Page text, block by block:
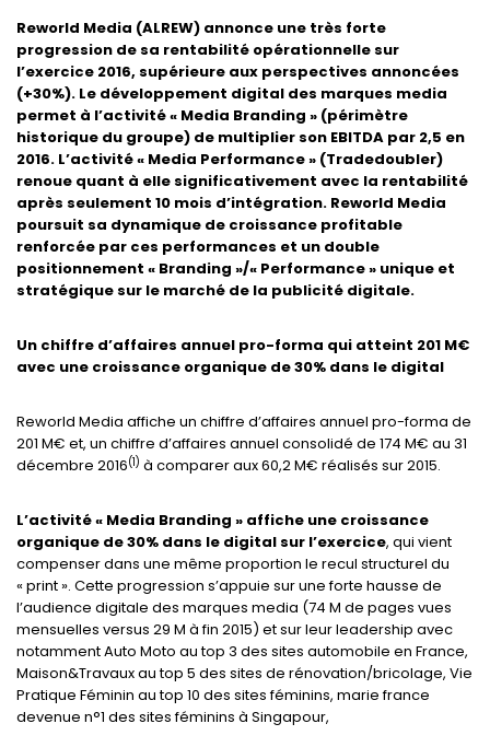
Reworld Media (ALREW) annonce une très forte
progression de sa rentabilité opérationnelle sur
l’exercice 2016, supérieure aux perspectives annoncées
(+30%). Le développement digital des marques media
permet à l’activité « Media Branding » (périmètre
historique du groupe) de multiplier son EBITDA par 2,5 en
2016. L’activité « Media Performance » (Tradedoubler)
renoue quant à elle significativement avec la rentabilité
après seulement 10 mois d’intégration. Reworld Media
poursuit sa dynamique de croissance profitable
renforcée par ces performances et un double
positionnement « Branding »/« Performance » unique et
stratégique sur le marché de la publicité digitale.
Un chiffre d’affaires annuel pro-forma qui atteint 201 M€
avec une croissance organique de 30% dans le digital
Reworld Media affiche un chiffre d’affaires annuel pro-forma de
201 M€ et, un chiffre d’affaires annuel consolidé de 174 M€ au 31
décembre 2016(1) à comparer aux 60,2 M€ réalisés sur 2015.
L’activité « Media Branding » affiche une croissance
organique de 30% dans le digital sur l’exercice, qui vient
compenser dans une même proportion le recul structurel du
« print ». Cette progression s’appuie sur une forte hausse de
l’audience digitale des marques media (74 M de pages vues
mensuelles versus 29 M à fin 2015) et sur leur leadership avec
notamment Auto Moto au top 3 des sites automobile en France,
Maison&Travaux au top 5 des sites de rénovation/bricolage, Vie
Pratique Féminin au top 10 des sites féminins, marie france
devenue n°1 des sites féminins à Singapour,